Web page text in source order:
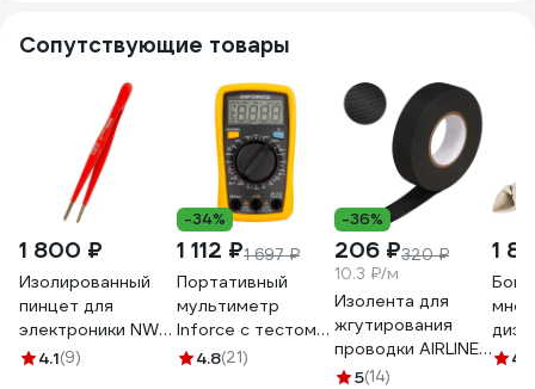
Сопутствующие товары
1 800 ₽
Изолированный
пинцет для
электроники NWS
145мм 027EP-145
4.1(9)
-34%
1 112 ₽1 697 ₽
Портативный
мультиметр
Inforce с тестом
батареек 01-05-
4.8(21)
-36%
206 ₽320 ₽
10.3 ₽/м
Изолента для
жгутирования
проводки AIRLINE
19 мм, 20 м,
5(14)
1
4.9